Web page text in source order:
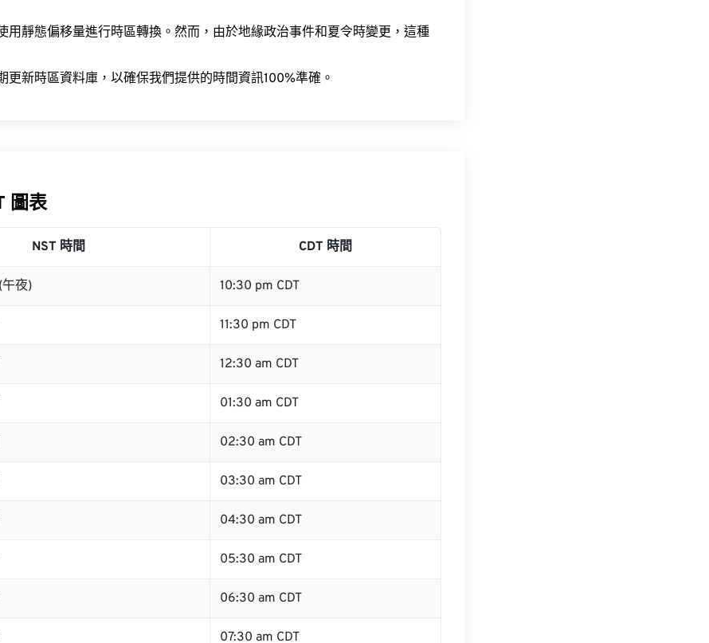
用靜態偏移量進行時區轉換。然而，由於地緣政治事件和夏令時變更，這種
更新時區資料庫，以確保我們提供的時間資訊100%準確。
圖表
NST 時間 CDT 時間
午夜) 10:30 pm CDT
11:30 pm CDT
12:30 am CDT
01:30 am CDT
02:30 am CDT
03:30 am CDT
04:30 am CDT
05:30 am CDT
06:30 am CDT
07:30 am CDT